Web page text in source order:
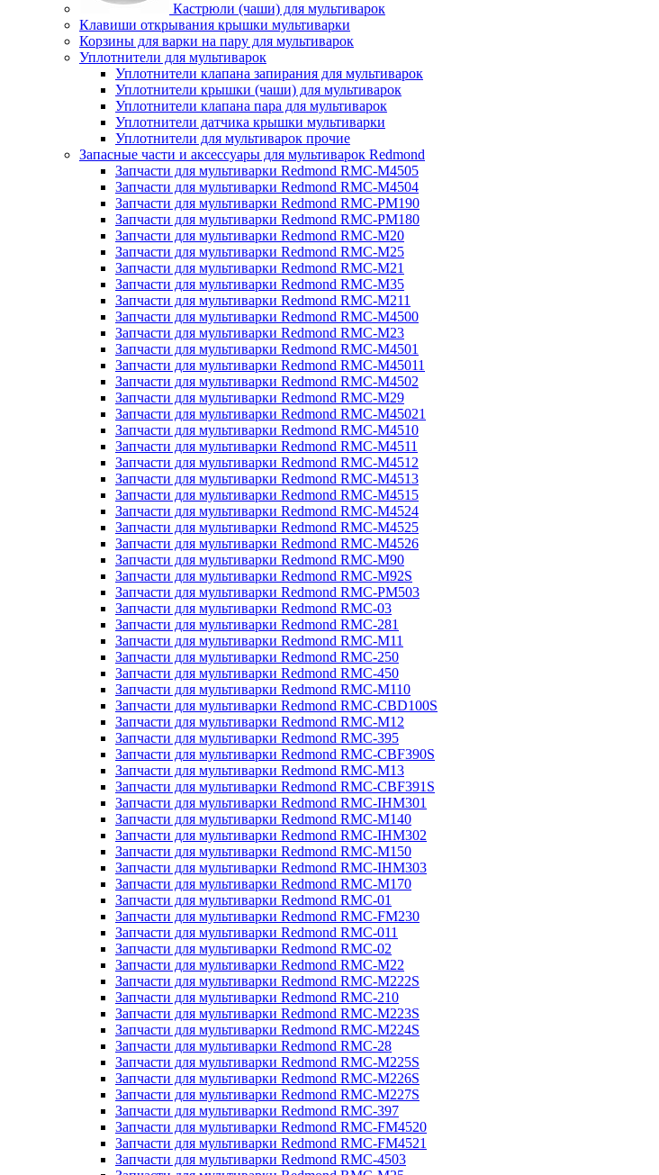
Кастрюли (чаши) для мультиварок
Клавиши открывания крышки мультиварки
Корзины для варки на пару для мультиварок
Уплотнители для мультиварок
Уплотнители клапана запирания для мультиварок
Уплотнители крышки (чаши) для мультиварок
Уплотнители клапана пара для мультиварок
Уплотнители датчика крышки мультиварки
Уплотнители для мультиварок прочие
Запасные части и аксессуары для мультиварок Redmond
Запчасти для мультиварки Redmond RMC-M4505
Запчасти для мультиварки Redmond RMC-M4504
Запчасти для мультиварки Redmond RMC-PM190
Запчасти для мультиварки Redmond RMC-PM180
Запчасти для мультиварки Redmond RMC-M20
Запчасти для мультиварки Redmond RMC-M25
Запчасти для мультиварки Redmond RMC-M21
Запчасти для мультиварки Redmond RMC-M35
Запчасти для мультиварки Redmond RMC-M211
Запчасти для мультиварки Redmond RMC-M4500
Запчасти для мультиварки Redmond RMC-M23
Запчасти для мультиварки Redmond RMC-M4501
Запчасти для мультиварки Redmond RMC-M45011
Запчасти для мультиварки Redmond RMC-M4502
Запчасти для мультиварки Redmond RMC-M29
Запчасти для мультиварки Redmond RMC-M45021
Запчасти для мультиварки Redmond RMC-M4510
Запчасти для мультиварки Redmond RMC-M4511
Запчасти для мультиварки Redmond RMC-M4512
Запчасти для мультиварки Redmond RMC-M4513
Запчасти для мультиварки Redmond RMC-M4515
Запчасти для мультиварки Redmond RMC-M4524
Запчасти для мультиварки Redmond RMC-M4525
Запчасти для мультиварки Redmond RMC-M4526
Запчасти для мультиварки Redmond RMC-M90
Запчасти для мультиварки Redmond RMC-M92S
Запчасти для мультиварки Redmond RMC-PM503
Запчасти для мультиварки Redmond RMC-03
Запчасти для мультиварки Redmond RMC-281
Запчасти для мультиварки Redmond RMC-M11
Запчасти для мультиварки Redmond RMC-250
Запчасти для мультиварки Redmond RMC-450
Запчасти для мультиварки Redmond RMC-M110
Запчасти для мультиварки Redmond RMC-CBD100S
Запчасти для мультиварки Redmond RMC-M12
Запчасти для мультиварки Redmond RMC-395
Запчасти для мультиварки Redmond RMC-CBF390S
Запчасти для мультиварки Redmond RMC-M13
Запчасти для мультиварки Redmond RMC-CBF391S
Запчасти для мультиварки Redmond RMC-IHM301
Запчасти для мультиварки Redmond RMC-M140
Запчасти для мультиварки Redmond RMC-IHM302
Запчасти для мультиварки Redmond RMC-M150
Запчасти для мультиварки Redmond RMC-IHM303
Запчасти для мультиварки Redmond RMC-M170
Запчасти для мультиварки Redmond RMC-01
Запчасти для мультиварки Redmond RMC-FM230
Запчасти для мультиварки Redmond RMC-011
Запчасти для мультиварки Redmond RMC-02
Запчасти для мультиварки Redmond RMC-M22
Запчасти для мультиварки Redmond RMC-M222S
Запчасти для мультиварки Redmond RMC-210
Запчасти для мультиварки Redmond RMC-M223S
Запчасти для мультиварки Redmond RMC-M224S
Запчасти для мультиварки Redmond RMC-28
Запчасти для мультиварки Redmond RMC-M225S
Запчасти для мультиварки Redmond RMC-M226S
Запчасти для мультиварки Redmond RMC-M227S
Запчасти для мультиварки Redmond RMC-397
Запчасти для мультиварки Redmond RMC-FM4520
Запчасти для мультиварки Redmond RMC-FM4521
Запчасти для мультиварки Redmond RMC-4503